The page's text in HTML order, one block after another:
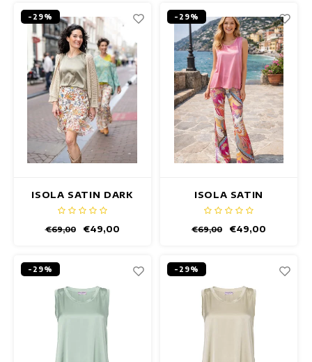
Maxi jurken
Mouwloze Jurken
Wikkeljurken
Zomerjurken
-29%
ISOLA SATIN DARK
OLIVE TOP
€69,00 €49,00
-29%
ISOLA SATIN
OLIANDER TOP
€69,00 €49,00
-29% -29%